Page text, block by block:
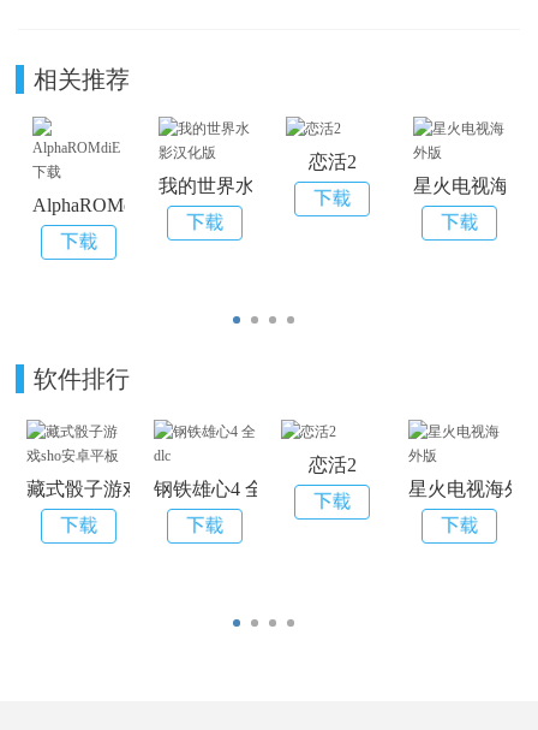
相关推荐
AlphaROMdiE下载
我的世界水影汉化版
恋活2
星火电视海外
软件排行
藏式骰子游戏sho安卓平板
钢铁雄心4 全dlc
恋活2
星火电视海外